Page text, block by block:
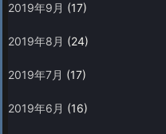
2019年9月 (17)
2019年8月 (24)
2019年7月 (17)
2019年6月 (16)